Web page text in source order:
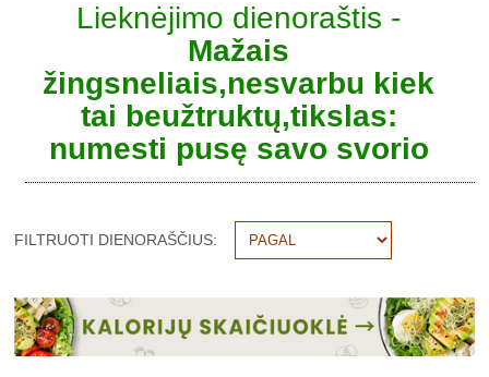
Lieknėjimo dienoraštis -
Mažais
žingsneliais,nesvarbu kiek
tai beužtruktų,tikslas:
numesti pusę savo svorio
FILTRUOTI DIENORAŠČIUS: